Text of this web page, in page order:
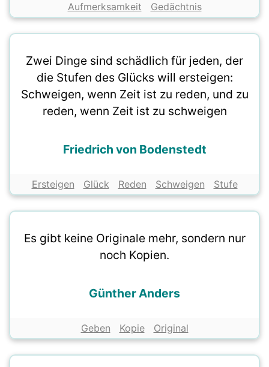
Aufmerksamkeit Gedächtnis
Zwei Dinge sind schädlich für jeden, der
die Stufen des Glücks will ersteigen:
Schweigen, wenn Zeit ist zu reden, und zu
reden, wenn Zeit ist zu schweigen
Friedrich von Bodenstedt
Ersteigen Glück Reden Schweigen Stufe
Es gibt keine Originale mehr, sondern nur
noch Kopien.
Günther Anders
Geben Kopie Original